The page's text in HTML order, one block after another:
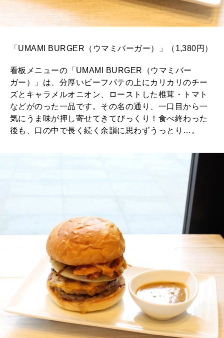
「UMAMI BURGER（ウマミバーガー）」（1,380円）
看板メニューの「UMAMI BURGER（ウマミバー
ガー）」は、分厚いビーフパテの上にカリカリのチー
ズとキャラメルオニオン、ローストした椎茸・トマト
などがのった一品です。その名の通り、一口目から一
気にうま味が押し寄せてきてびっくり！食べ終わった
後も、口の中で長く続く余韻に思わずうっとり…。